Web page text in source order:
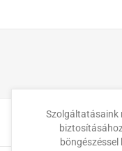
Szolgáltatásaink